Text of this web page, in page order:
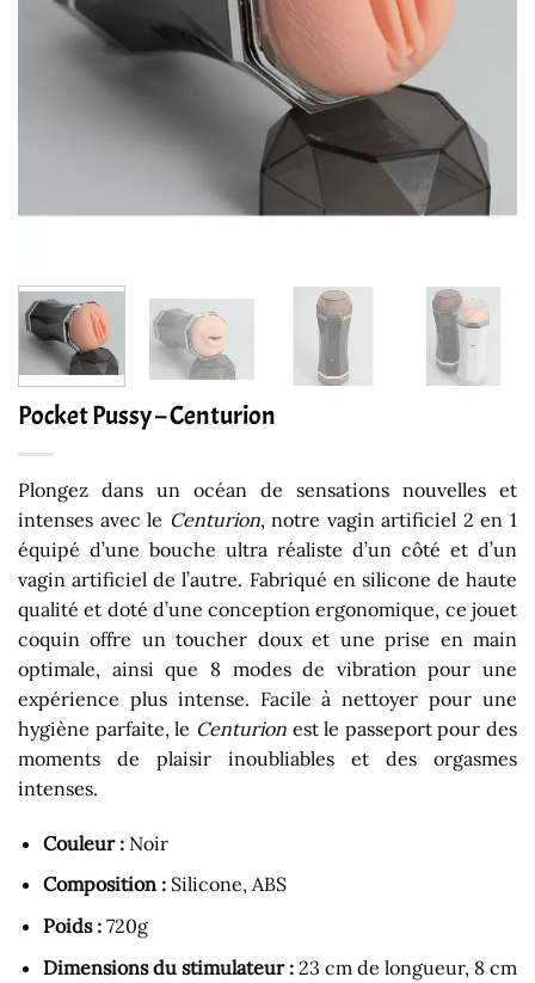
Pocket Pussy – Centurion
Plongez dans un océan de sensations nouvelles et
intenses avec le Centurion, notre vagin artificiel 2 en 1
équipé d’une bouche ultra réaliste d’un côté et d’un
vagin artificiel de l’autre. Fabriqué en silicone de haute
qualité et doté d’une conception ergonomique, ce jouet
coquin offre un toucher doux et une prise en main
optimale, ainsi que 8 modes de vibration pour une
expérience plus intense. Facile à nettoyer pour une
hygiène parfaite, le Centurionest le passeport pour des
moments de plaisir inoubliables et des orgasmes
intenses.
Couleur :Noir
Composition :Silicone, ABS
Poids :720g
Dimensions du stimulateur :23 cm de longueur, 8 cm